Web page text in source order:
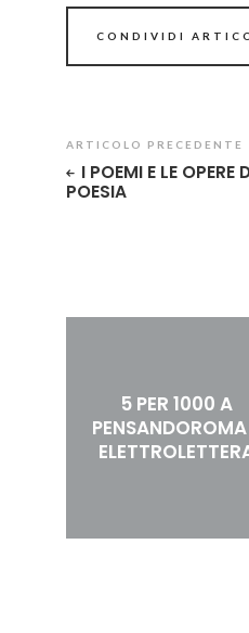
CONDIVIDI
ARTICOLO PRECEDENTE
I POEMI E LE OPERE
POESIA
5 PER 1000 A